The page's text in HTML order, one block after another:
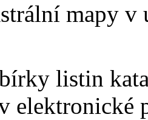
mapy v
listin
elektronické